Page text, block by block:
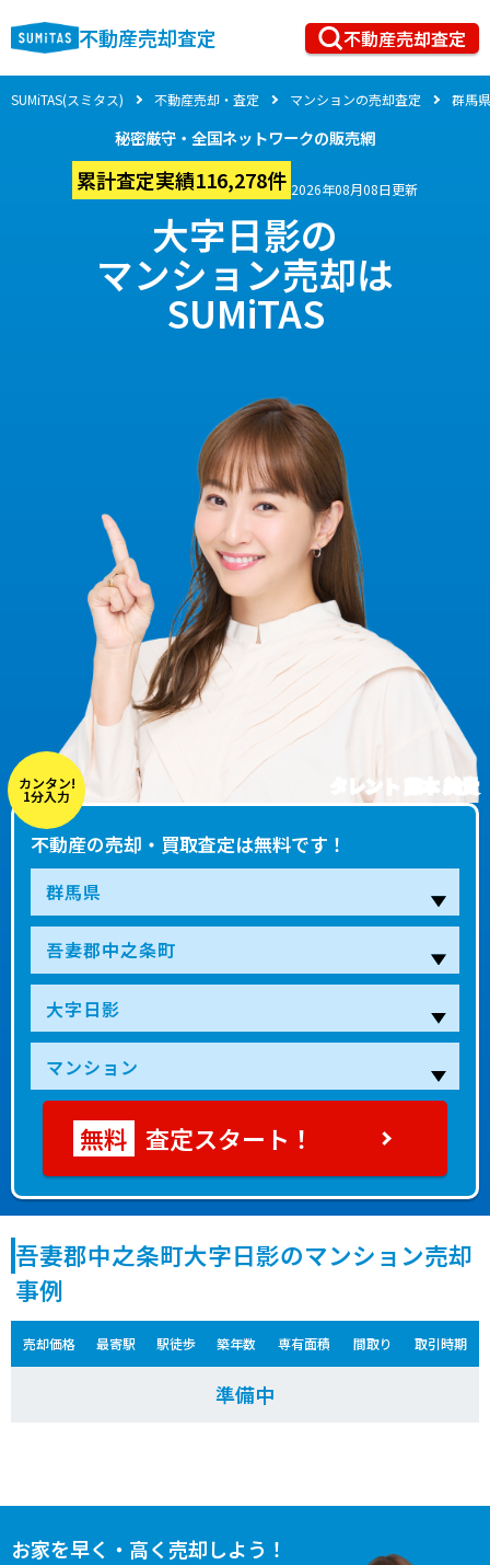
不動産売却査定 不動産売却査定
SUMiTAS(スミタス) 不動産売却・査定 マンションの売却査定 群馬県
秘密厳守・全国ネットワークの販売網
累計査定実績116,278件 2026年08月08日更新
大字日影の
マンション売却は
SUMiTAS
タレント 藤本 美貴
カンタン!
1分入力
不動産の売却・買取査定は無料です！
査定スタート！
吾妻郡中之条町大字日影のマンション売却
事例
売却価格 最寄駅 駅徒歩 築年数 専有面積 間取り 取引時期
準備中
お家を早く・高く売却しよう！